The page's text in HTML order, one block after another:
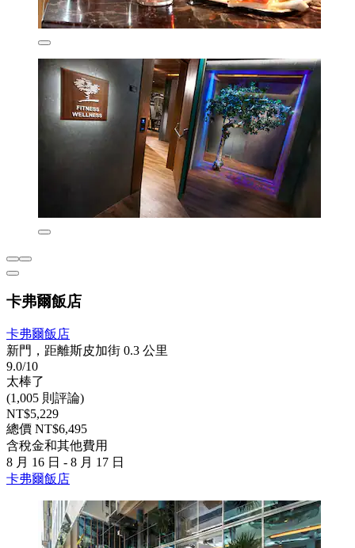
卡弗爾飯店
卡弗爾飯店
新門，距離斯皮加街 0.3 公里
9.0/10
太棒了
(1,005 則評論)
NT$5,229
總價 NT$6,495
含稅金和其他費用
8 月 16 日 - 8 月 17 日
卡弗爾飯店